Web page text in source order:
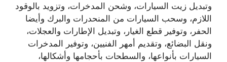
وتبديل زيت السيارات، وشحن المدخرات، وتزويد بالوقود
اللازم، وسحب السيارات من المنحدرات والبرك وأيضا
الحفر، وتوفير قطع الغيار، وتبديل الإطارات والعجلات،
ونقل البضائع، وتقديم أمهر الفنيين، وتوفير المدخرات
السيارات بأنواعها، والسطحات بأحجامها وأشكالها،